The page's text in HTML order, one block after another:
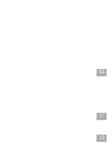
84
57
18